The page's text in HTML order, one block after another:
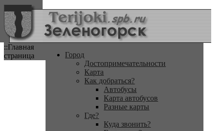
::Главная
страница
Город
Достопримечательности
Карта
Как добраться?
Автобусы
Карта автобусов
Разные карты
Где?
Куда звонить?